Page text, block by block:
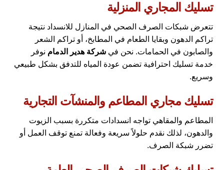
تسليك المجاري المنزلية
تتعرض شبكات الصرف الصحي في المنازل للانسداد نتيجة
تراكم الدهون وبقايا الطعام في المطابخ، أو تراكم الشعر
والصابون في الحمامات. نحن فيشركة هدير الدمام نوفر
خدمة تسليك احترافية تضمن عودة المياه للتدفق بشكل طبيعي
وسريع.
تسليك مجاري المطاعم والمنشآت التجارية
المطاعم والمقاهي تواجه انسدادات متكررة بسبب الزيوت
والدهون، لذلك نقدم حلولاً سريعة وفعالة تمنع توقف العمل أو
تضرر شبكة الصرف.